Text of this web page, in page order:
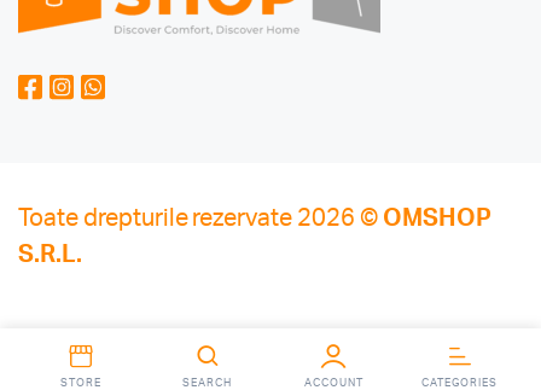
Toate drepturile rezervate 2026 © OMSHOP
S.R.L.
STORE SEARCH ACCOUNT CATEGORIES